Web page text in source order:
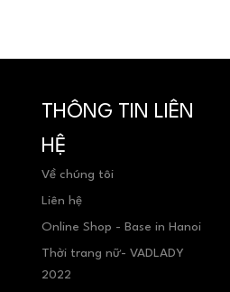
THÔNG TIN LIÊN
HỆ
Về chúng tôi
Liên hệ
Online Shop - Base in Hanoi
Thời trang nữ- VADLADY
2022